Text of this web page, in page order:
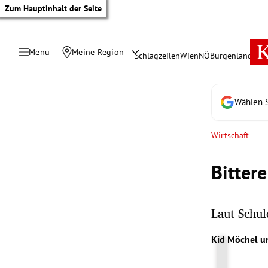
Zum Hauptinhalt der Seite
Menü Meine Region SchlagzeilenWienNÖBurgenland
Wählen
Wirtschaft
Laut
Kid Möchel